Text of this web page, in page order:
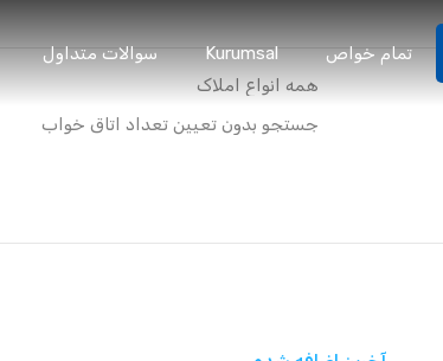
تمام خواص Kurumsal سوالات متداول